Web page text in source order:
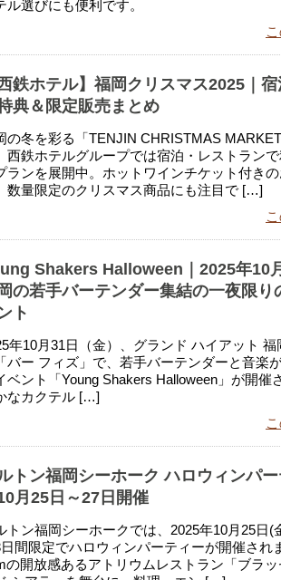
ル選びにも便利です。
西鉄ホテル】福岡クリスマス2025｜
典＆限定販売まとめ
の冬を彩る「TENJIN CHRISTMAS
西鉄ホテルグループでは宿泊・レストラン
ランを展開中。ホットワインチケット付き
数量限定のクリスマス商品にも注目で […]
Shakers Halloween｜2025年10
の若手バーテンダー集結の一夜限り
ト
年10月31日（金）、グランド ハイアット
バー フィズ」で、若手バーテンダーと音楽
ベント「Young Shakers Halloween」が開催
なカクテル […]
トン福岡シーホーク ハロウィンパ
10月25日～27日開催
トン福岡シーホークでは、2025年10月25日(
間限定でハロウィンパーティーが開催され
の開放感あるアトリウムレストラン「ブラ